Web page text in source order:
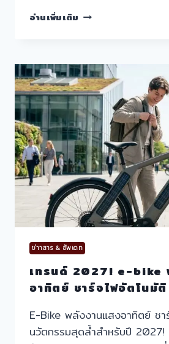
อ่านเพิ่มเติม วิเคราะห์
วัย
ทำงาน
แห่
ใช้
E-
BIKE
ประหยัด
ENERGY
ข่าาสาร & อัพเดท
เทรนด์ 2027! e-bike
อาทิตย์ ชาร์จไฟอัตโนมัติ
E-Bike พลังงานแสงอาทิตย์ ช
นวัตกรรมสุดล้ำสำหรับปี 2027!